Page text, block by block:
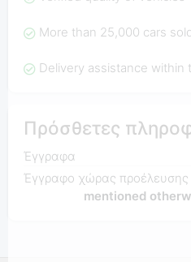
More than 25,000 cars
Delivery assistance within
Πρόσθετες
Έγγραφα
Έγγραφο χώρας προέλευσης
mentioned